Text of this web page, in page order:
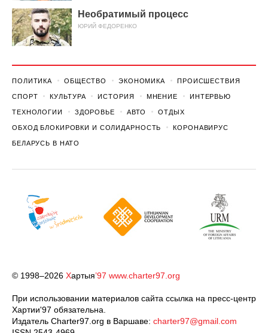
Необратимый процесс
ЮРИЙ ФЕДОРЕНКО
ПОЛИТИКА ОБЩЕСТВО ЭКОНОМИКА ПРОИСШЕСТВИЯ
СПОРТ КУЛЬТУРА ИСТОРИЯ МНЕНИЕ ИНТЕРВЬЮ
ТЕХНОЛОГИИ ЗДОРОВЬЕ АВТО ОТДЫХ
ОБХОД БЛОКИРОВКИ И СОЛИДАРНОСТЬ КОРОНАВИРУС
БЕЛАРУСЬ В НАТО
© 1998–2026 Хартыя’97 www.charter97.org
При использовании материалов сайта ссылка на пресс-центр
Хартии'97 обязательна.
Издатель Charter97.org в Варшаве: charter97@gmail.com